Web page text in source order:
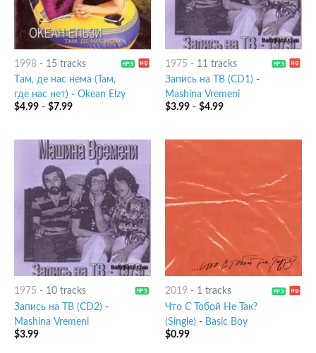
1998- 15 tracks
Tам, де нас нема (Там,
где нас нет) - Okean Elzy
$4.99- $7.99
1975 - 11 tracks
Запись на ТВ (CD1) -
Mashina Vremeni
$3.99- $4.99
1975 - 10 tracks
Запись на ТВ (CD2) -
Mashina Vremeni
$3.99
2019 - 1 tracks
Что С Тобой Не Так?
(Single) - Basic Boy
$0.99